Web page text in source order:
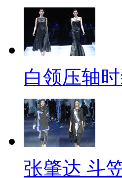
白领压轴
张肇达 斗